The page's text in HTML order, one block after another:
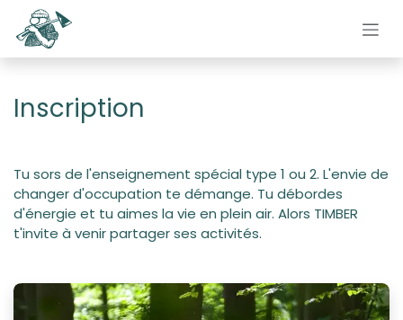
Se rendre au contenu
Inscription
Tu sors de l'enseignement spécial type 1 ou 2. L'envie de
changer d'occupation te démange. Tu débordes
d'énergie et tu aimes la vie en plein air. Alors TIMBER
t'invite à venir partager ses activités.